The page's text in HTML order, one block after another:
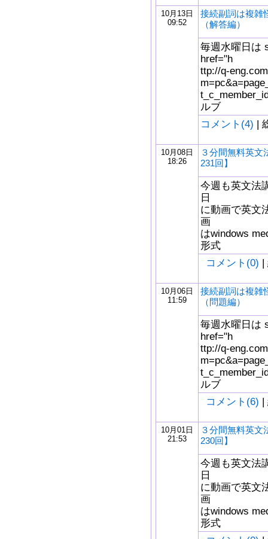
10月13日
09:52
接続副詞は複雑
（解答編）
毎週水曜日は
href="h
ttp://q-
ルブ
コメント(4) |
10月08日
18:26
３分間無料英文
231回】
今週も英文法
日
に動画で英文
画
はwindows
形式
コメント(0) |
10月06日
11:59
接続副詞は複雑
（問題編）
毎週水曜日は
href="h
ttp://q-
ルブ
コメント(6) |
10月01日
21:53
３分間無料英文
230回】
今週も英文法
日
に動画で英文
画
はwindows
形式